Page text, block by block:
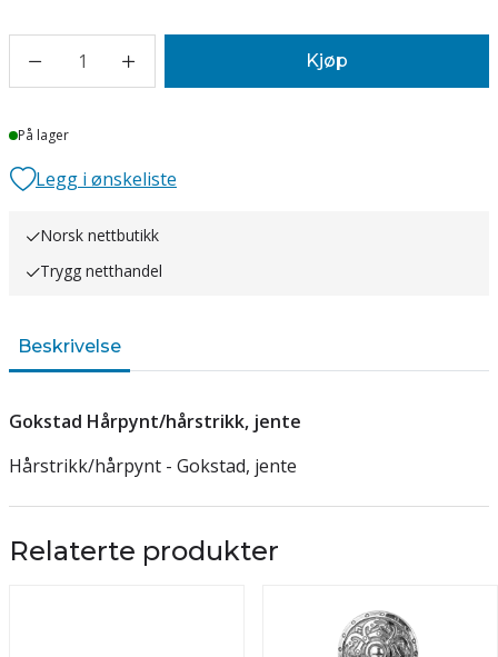
1 Kjøp
Lager
På lager
Legg i ønskeliste
Norsk nettbutikk
Trygg netthandel
Beskrivelse
Gokstad Hårpynt/hårstrikk, jente
Hårstrikk/hårpynt - Gokstad, jente
Relaterte produkter